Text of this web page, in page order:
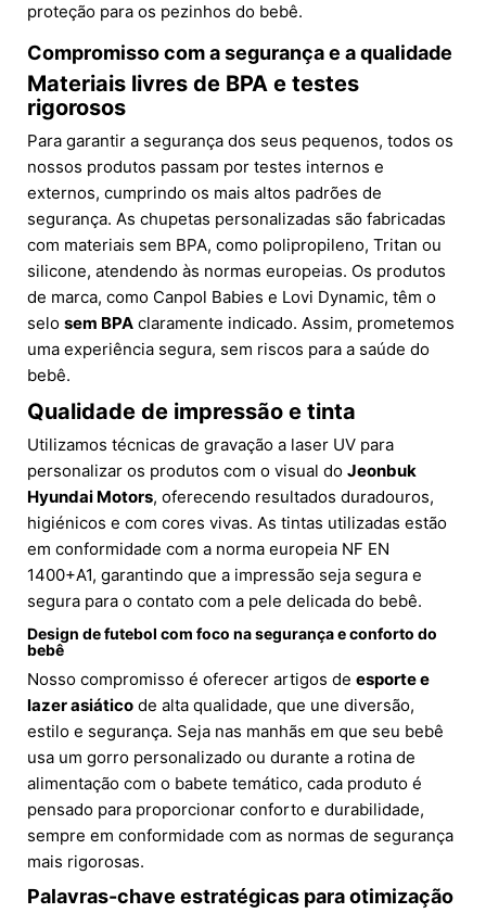
proteção para os pezinhos do bebê.
Compromisso com a segurança e a qualidade
Materiais livres de BPA e testes
rigorosos
Para garantir a segurança dos seus pequenos, todos os
nossos produtos passam por testes internos e
externos, cumprindo os mais altos padrões de
segurança. As chupetas personalizadas são fabricadas
com materiais sem BPA, como polipropileno, Tritan ou
silicone, atendendo às normas europeias. Os produtos
de marca, como Canpol Babies e Lovi Dynamic, têm o
selo sem BPA claramente indicado. Assim, prometemos
uma experiência segura, sem riscos para a saúde do
bebê.
Qualidade de impressão e tinta
Utilizamos técnicas de gravação a laser UV para
personalizar os produtos com o visual do Jeonbuk
Hyundai Motors, oferecendo resultados duradouros,
higiénicos e com cores vivas. As tintas utilizadas estão
em conformidade com a norma europeia NF EN
1400+A1, garantindo que a impressão seja segura e
segura para o contato com a pele delicada do bebê.
Design de futebol com foco na segurança e conforto do
bebê
Nosso compromisso é oferecer artigos de esporte e
lazer asiático de alta qualidade, que une diversão,
estilo e segurança. Seja nas manhãs em que seu bebê
usa um gorro personalizado ou durante a rotina de
alimentação com o babete temático, cada produto é
pensado para proporcionar conforto e durabilidade,
sempre em conformidade com as normas de segurança
mais rigorosas.
Palavras-chave estratégicas para otimização